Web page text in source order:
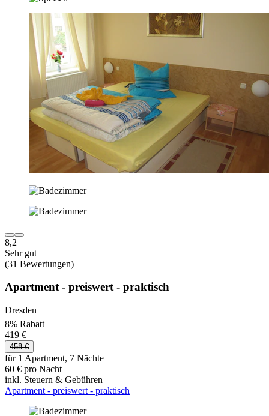
8,2
Sehr gut
(31 Bewertungen)
Apartment - preiswert - praktisch
Dresden
8% Rabatt
419 €
458 €
für 1 Apartment, 7 Nächte
60 € pro Nacht
inkl. Steuern & Gebühren
Apartment - preiswert - praktisch